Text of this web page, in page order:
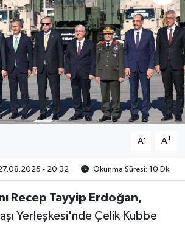
A- A+
- 20:32 Okunma Süresi: 10 Dk
Recep Tayyip Erdoğan,
Yerleşkesi'nde Çelik Kubbe